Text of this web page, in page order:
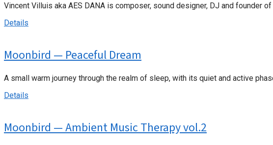
Vincent Villuis aka AES DANA is composer, sound designer, DJ and founder
Details
Moonbird — Peaceful Dream
A small warm journey through the realm of sleep, with its quiet and active
Details
Moonbird — Ambient Music Therapy vol.2